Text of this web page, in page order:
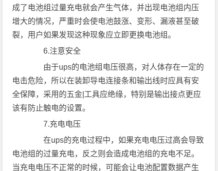
成了电池组过量充电就会产生气体，并出现电池组内压
增大的情况，严重时会使电池鼓涨、变形、漏液甚至破
裂，用户如果发现这种现象应立即更换电池组。
6.注意安全
由于ups的电池组电压很高，对人体存在一定的
电击危险，所以在装卸导电连接条和输出线时应具有安
全保障，采用的五金|工具应绝缘，特别是输出接点更应
该有防止触电的设置。
7.充电电压
在ups的充电过程中，如果充电电压过高会导致
电池组的过量充电，反之则会造成电池组的充电不足。
当充电电压不正常的时候，可能会让电池配置数据产生